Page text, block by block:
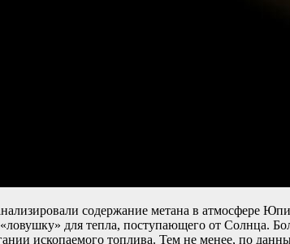
содержание метана в атмосфере
для тепла, поступающего от Солнца.
ископаемого топлива. Тем не менее, по